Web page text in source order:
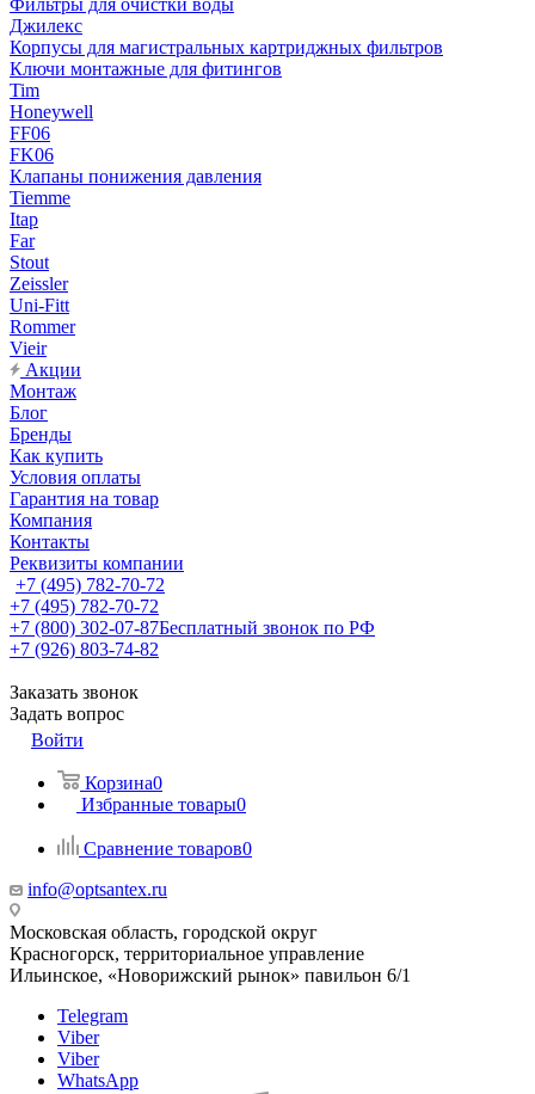
Фильтры для очистки воды
Джилекс
Корпусы для магистральных картриджных фильтров
Ключи монтажные для фитингов
Tim
Honeywell
FF06
FK06
Клапаны понижения давления
Tiemme
Itap
Far
Stout
Zeissler
Uni-Fitt
Rommer
Vieir
Акции
Монтаж
Блог
Бренды
Как купить
Условия оплаты
Гарантия на товар
Компания
Контакты
Реквизиты компании
+7 (495) 782-70-72
+7 (495) 782-70-72
+7 (800) 302-07-87Бесплатный звонок по РФ
+7 (926) 803-74-82
Заказать звонок
Задать вопрос
Войти
Корзина0
Избранные товары0
Сравнение товаров0
info@optsantex.ru
Московская область, городской округ
Красногорск, территориальное управление
Ильинское, «Новорижский рынок» павильон 6/1
Telegram
Viber
Viber
WhatsApp